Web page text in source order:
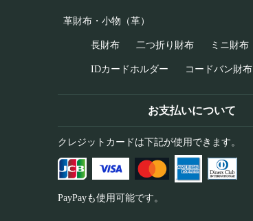
革財布・小物（革）
長財布 二つ折り財布 ミニ財布
IDカードホルダー コードバン財布
お支払いについて
クレジットカードは下記が使用できます。
PayPayも使用可能です。